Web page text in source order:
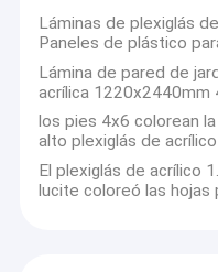
Láminas de plexiglás
Paneles de plástico
Lámina de pared de
acrílica 1220x2440mm
los pies 4x6 colorean
alto plexiglás de
El plexiglás de acrílico
lucite coloreó las